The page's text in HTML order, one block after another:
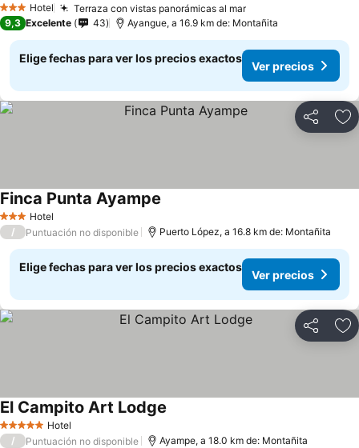
3 Estrellas
Hotel Terraza con vistas panorámicas al marVer precios
9,3 Excelente 43 Ayangue, a 16.9 km de: Montañita
Elige fechas para ver los precios exactos
Ver precios
Compartir
3 Estrellas
Hotel
Finca Punta Ayampe
/ Puntuación no disponible Puerto López, a 16.8 km de: Montañita
Elige fechas para ver los precios exactos
Ver precios
Compartir
5 Estrellas Hotel
El Campito Art Lodge
/ Puntuación no disponible Ayampe, a 18.0 km de: Montañita